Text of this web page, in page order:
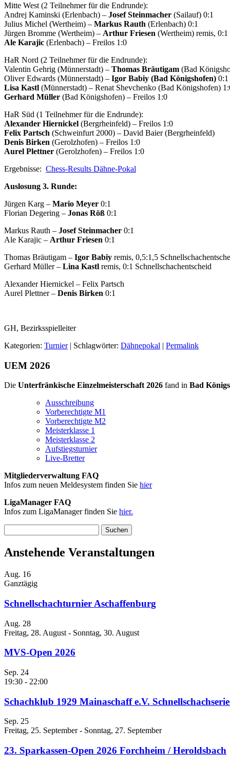
Mitte West (2 Teilnehmer für die Endrunde):
Andrej Kaminski (Erlenbach) – Josef Steinmacher (Sailauf) 0:1
Julius Michel (Wertheim) – Markus Rauth (Erlenbach) 0:1
Jürgen Bromme (Wertheim) – Arthur Friesen (Wertheim) remis, 0:1
Ale Karajic (Erlenbach) – Freilos 1:0
HaR Nord (2 Teilnehmer für die Endrunde):
Valentin Gehrig (Münnerstadt) – Thomas Bräutigam (Bad
Oliver Edwards (Münnerstadt) – Igor Babiy (Bad Königshofen) 0:1
Lisa Kastl (Münnerstadt) – Renat Shevchenko (Bad Königshofen)
Gerhard Müller (Bad Königshofen) – Freilos 1:0
HaR Süd (1 Teilnehmer für die Endrunde):
Alexander Hiernickel (Bergrheinfeld) – Freilos 1:0
Felix Partsch (Schweinfurt 2000) – David Baier (Bergrheinfeld)
Denis Birken (Gerolzhofen) – Freilos 1:0
Aurel Plettner (Gerolzhofen) – Freilos 1:0
Ergebnisse: Chess-Results Dähne-Pokal
Auslosung 3. Runde:
Jürgen Karg – Mario Meyer 0:1
Florian Degering – Jonas Röß 0:1
Markus Rauth – Josef Steinmacher 0:1
Ale Karajic – Arthur Friesen 0:1
Thomas Bräutigam – Igor Babiy remis, 0,5:1,5
Gerhard Müller – Lina Kastl remis, 0:1 Schnellschachentscheid
Alexander Hiernickel – Felix Partsch
Aurel Plettner – Denis Birken 0:1
GH, Bezirksspielleiter
Kategorien: Turnier| Schlagwörter: Dähnepokal | Permalink
UEM 2026
Die Unterfränkische Einzelmeisterschaft 2026 fand in Bad
Ausschreibung
Vorberechtigte M1
Vorberechtigte M2
Meisterklasse 1
Meisterklasse 2
Aufstiegsturnier
Live-Bretter
Mitgliederverwaltung FAQ
Infos zum neuen Meldesystem finden Sie hier
LigaManager FAQ
Infos zum LigaManager finden Sie hier.
nach:
Anstehende Veranstaltungen
Aug. 16
Ganztägig
Schnellschachturnier Aschaffenburg
Aug. 28
Freitag, 28. August - Sonntag, 30. August
MVS-Open 2026
Sep. 24
19:30 - 22:00
Schachklub 1929 Mainaschaff e.V.
Sep. 25
Freitag, 25. September- Sonntag, 27. September
23. Sparkassen-Open 2026 Forchheim / Heroldsbach